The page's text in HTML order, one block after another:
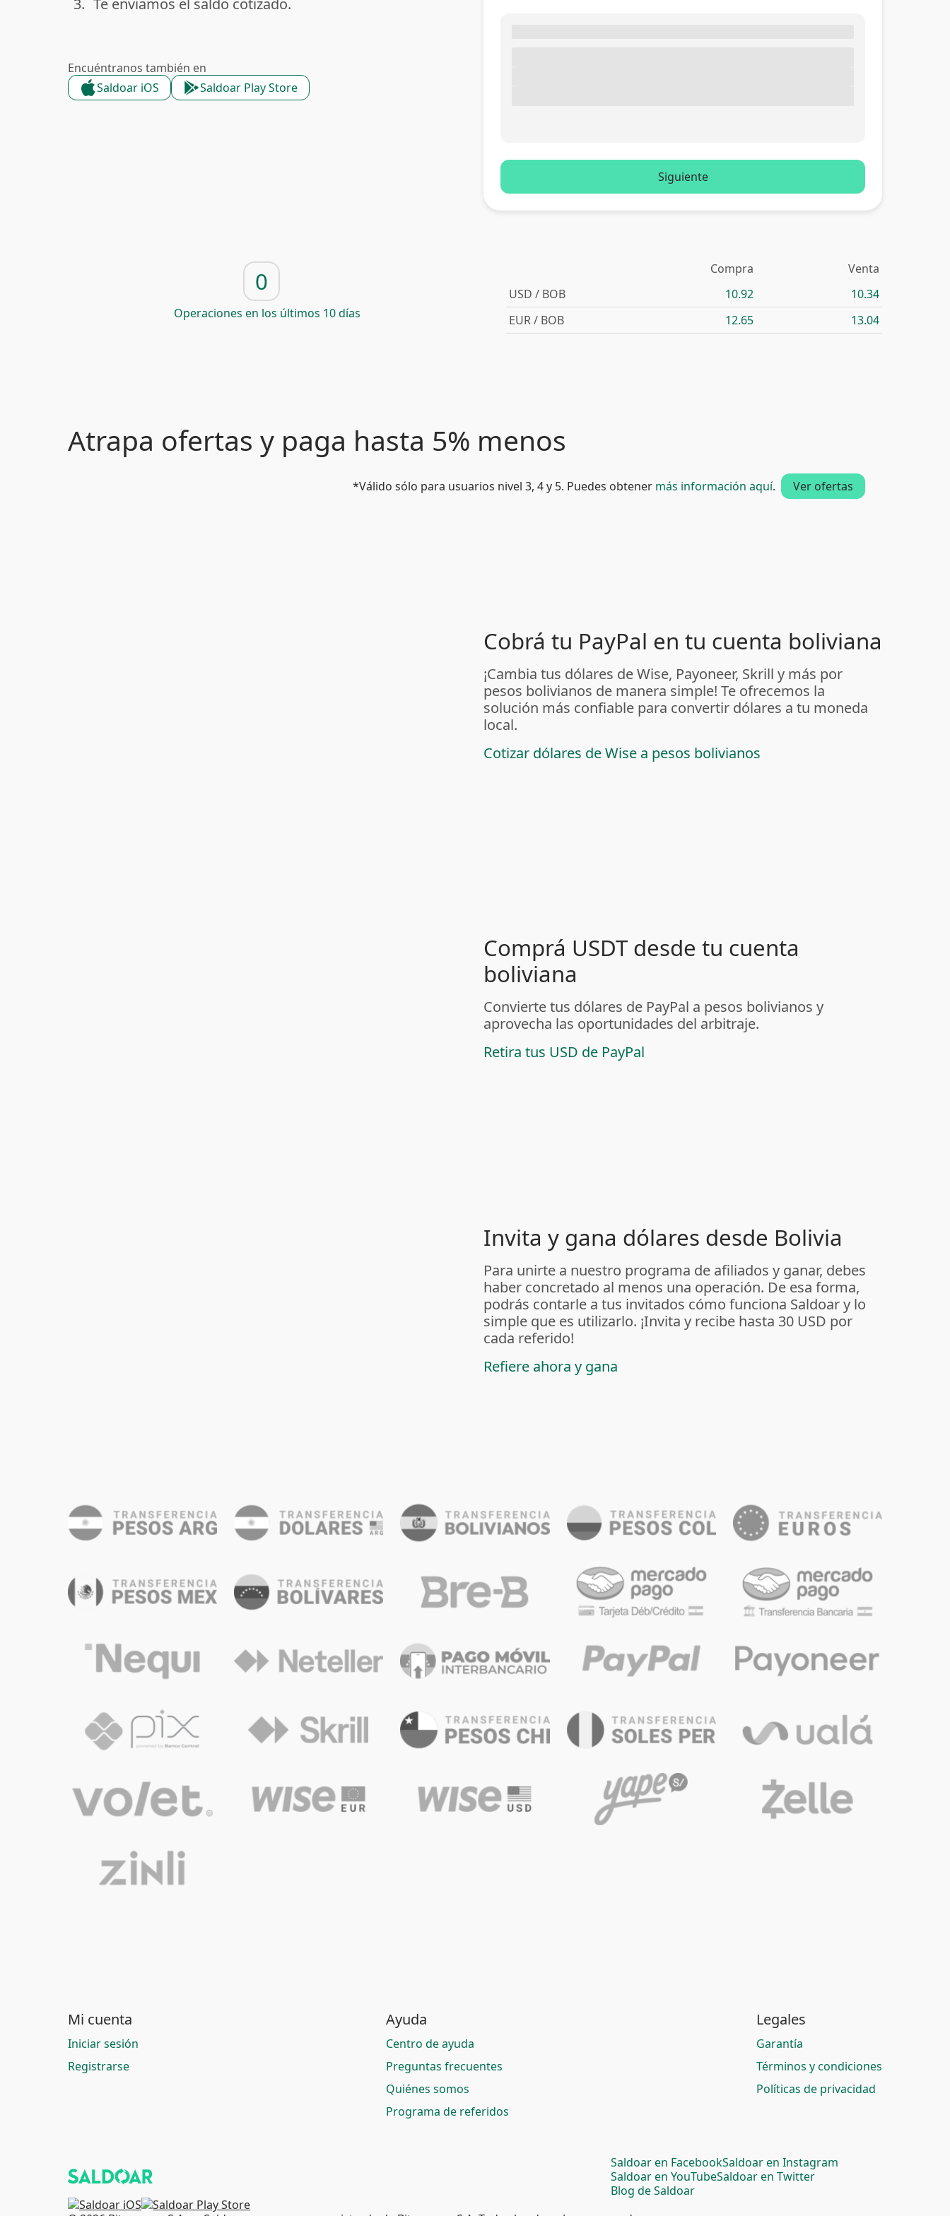
done
3. Te enviamos el saldo cotizado.
Encuéntranos también en
Saldoar iOS
Saldoar Play Store
Siguiente
0
Operaciones en los últimos 10 días
Compra
Venta
USD / BOB
10.92
10.34
EUR / BOB
12.65 13.04
Atrapa ofertas y paga hasta 5% menos
*Válido sólo para usuarios nivel 3, 4 y 5. Puedes obtener más información aquí. Ver ofertas
Cobrá tu PayPal en tu cuenta boliviana
¡Cambia tus dólares de Wise, Payoneer, Skrill y más por
pesos bolivianos de manera simple! Te ofrecemos la
solución más confiable para convertir dólares a tu moneda
local.
Cotizar dólares de Wise a pesos bolivianos
Comprá USDT desde tu cuenta
boliviana
Convierte tus dólares de PayPal a pesos bolivianos y
aprovecha las oportunidades del arbitraje.
Retira tus USD de PayPal
Invita y gana dólares desde Bolivia
Para unirte a nuestro programa de afiliados y ganar, debes
haber concretado al menos una operación. De esa forma,
podrás contarle a tus invitados cómo funciona Saldoar y lo
simple que es utilizarlo. ¡Invita y recibe hasta 30 USD por
cada referido!
Refiere ahora y gana
Mi cuenta
Iniciar sesión
Registrarse
Ayuda
Centro de ayuda
Preguntas frecuentes
Quiénes somos
Programa de referidos
Legales
Garantía
Términos y condiciones
Políticas de privacidad
Saldoar en FacebookSaldoar en Instagram
Saldoar en YouTubeSaldoar en Twitter
Blog de Saldoar